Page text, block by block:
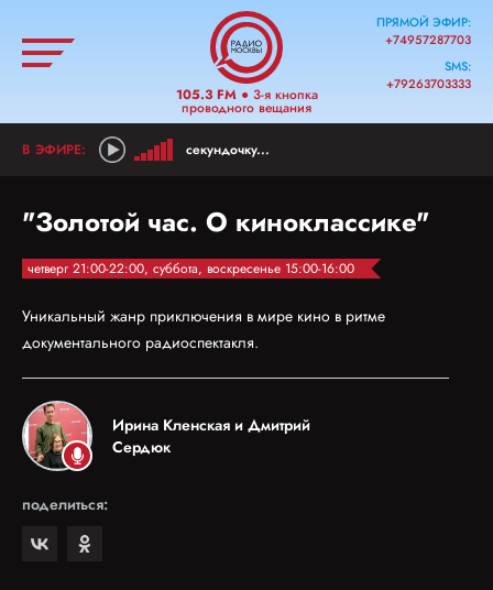
105.3 FM● 3-я кнопка
проводного вещания
ПРЯМОЙ ЭФИР:
+74957287703
SMS:
+79263703333
секундочку...
"Золотой час. О киноклассике"
четверг 21:00-22:00, суббота, воскресенье 15:00-16:00
Уникальный жанр приключения в мире кино в ритме
документального радиоспектакля.
Ирина Кленская и Дмитрий
Сердюк
поделиться: